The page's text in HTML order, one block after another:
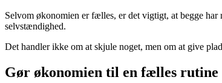
Selvom økonomien er fælles, er det vigtigt, at begge
selvstændighed.
Det handler ikke om at skjule noget, men om at give
Gør økonomien til en fælles rutine